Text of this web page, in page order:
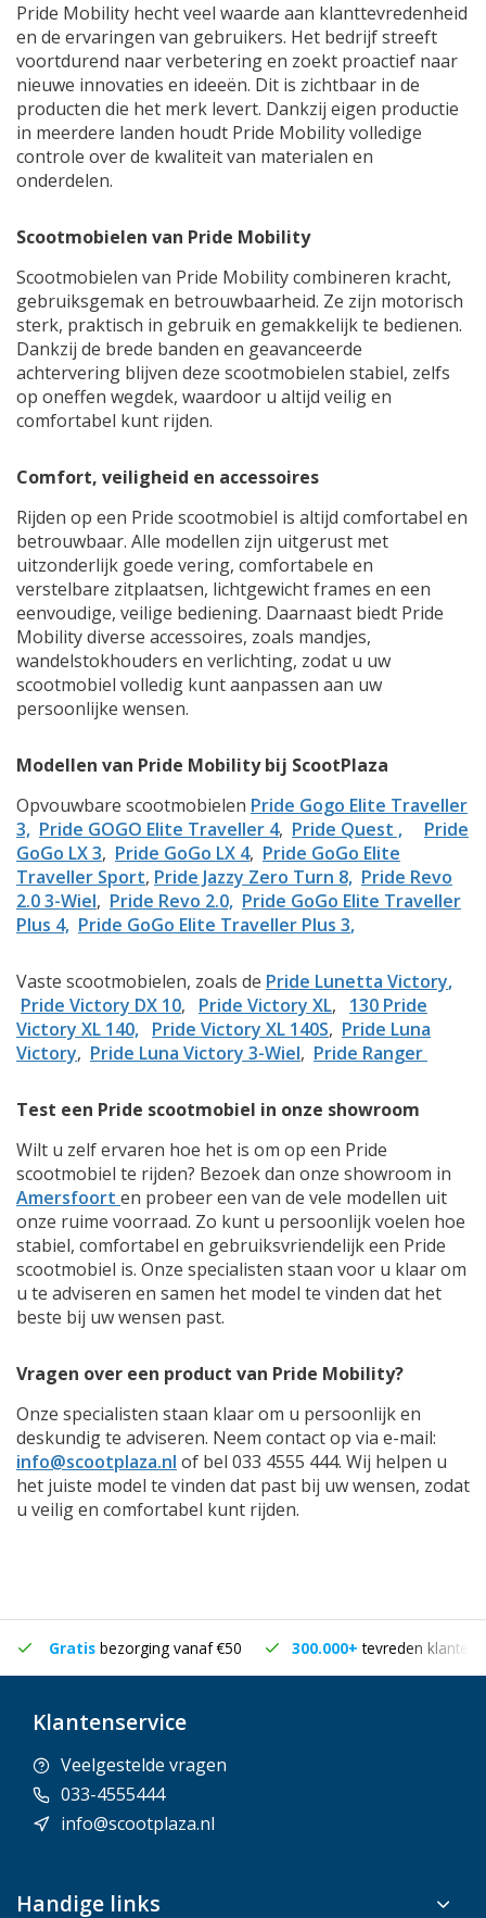
Pride Mobility hecht veel waarde aan klanttevredenheid
en de ervaringen van gebruikers. Het bedrijf streeft
voortdurend naar verbetering en zoekt proactief naar
nieuwe innovaties en ideeën. Dit is zichtbaar in de
producten die het merk levert. Dankzij eigen productie
in meerdere landen houdt Pride Mobility volledige
controle over de kwaliteit van materialen en
onderdelen.
Scootmobielen van Pride Mobility
Scootmobielen van Pride Mobility combineren kracht,
gebruiksgemak en betrouwbaarheid. Ze zijn motorisch
sterk, praktisch in gebruik en gemakkelijk te bedienen.
Dankzij de brede banden en geavanceerde
achtervering blijven deze scootmobielen stabiel, zelfs
op oneffen wegdek, waardoor u altijd veilig en
comfortabel kunt rijden.
Comfort, veiligheid en accessoires
Rijden op een Pride scootmobiel is altijd comfortabel en
betrouwbaar. Alle modellen zijn uitgerust met
uitzonderlijk goede vering, comfortabele en
verstelbare zitplaatsen, lichtgewicht frames en een
eenvoudige, veilige bediening. Daarnaast biedt Pride
Mobility diverse accessoires, zoals mandjes,
wandelstokhouders en verlichting, zodat u uw
scootmobiel volledig kunt aanpassen aan uw
persoonlijke wensen.
Modellen van Pride Mobility bij ScootPlaza
Opvouwbare scootmobielen Pride Gogo Elite Traveller
3, Pride GOGO Elite Traveller 4, Pride Quest ,
Pride
GoGo LX 3, Pride GoGo LX 4, Pride GoGo Elite
Traveller Sport, Pride Jazzy Zero Turn 8, Pride Revo
2.0 3-Wiel, Pride Revo 2.0, Pride GoGo Elite Traveller
Plus 4, Pride GoGo Elite Traveller Plus 3,
Vaste scootmobielen, zoals de Pride Lunetta Victory,
Pride Victory DX 10, Pride Victory XL, 130 Pride
Victory XL 140, Pride Victory XL 140S, Pride Luna
Victory, Pride Luna Victory 3-Wiel, Pride Ranger
Test een Pride scootmobiel in onze showroom
Wilt u zelf ervaren hoe het is om op een Pride
scootmobiel te rijden? Bezoek dan onze showroom in
Amersfoort en probeer een van de vele modellen uit
onze ruime voorraad. Zo kunt u persoonlijk voelen hoe
stabiel, comfortabel en gebruiksvriendelijk een Pride
scootmobiel is. Onze specialisten staan voor u klaar om
u te adviseren en samen het model te vinden dat het
beste bij uw wensen past.
Vragen over een product van Pride Mobility?
Onze specialisten staan klaar om u persoonlijk en
deskundig te adviseren. Neem contact op via e-mail:
info@scootplaza.nl of bel 033 4555 444. Wij helpen u
het juiste model te vinden dat past bij uw wensen, zodat
u veilig en comfortabel kunt rijden.
Gratis bezorging vanaf €50 300.000+tevreden klanten
Klantenservice
Veelgestelde vragen
033-4555444
info@scootplaza.nl
Handige links